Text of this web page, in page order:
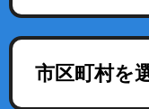
市区町村を